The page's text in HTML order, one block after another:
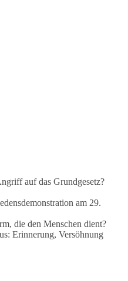
statt
sowie deren
Gipfel in der Türkei.
Garant für Sicherheit.
wie ein Protokoll einer
neue Verpflichtungen
Ausbau der
der Streitkräfte, ein
und dazu
besitzen.
friedensorientierte
auf das Grundgesetz?
am 29.
die den Menschen dient?
Erinnerung, Versöhnung